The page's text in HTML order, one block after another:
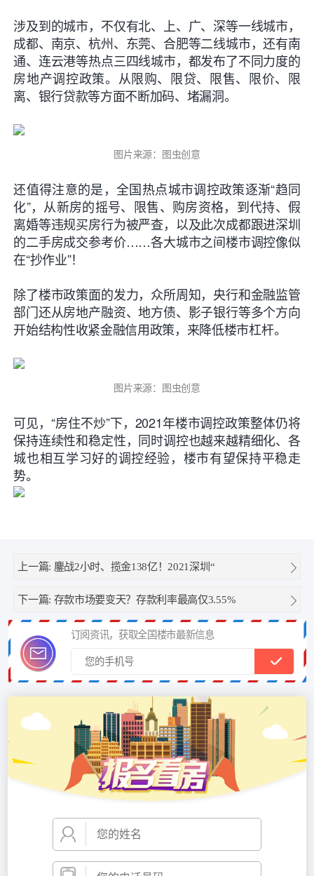
涉及到的城市，不仅有北、上、广、深等一线城市，
成都、南京、杭州、东莞、合肥等二线城市，还有南
通、连云港等热点三四线城市，都发布了不同力度的
房地产调控政策。从限购、限贷、限售、限价、限
离、银行贷款等方面不断加码、堵漏洞。
图片来源：图虫创意
还值得注意的是，全国热点城市调控政策逐渐“趋同
化”，从新房的摇号、限售、购房资格，到代持、假
离婚等违规买房行为被严查，以及此次成都跟进深圳
的二手房成交参考价……各大城市之间楼市调控像似
在“抄作业”！
除了楼市政策面的发力，众所周知，央行和金融监管
部门还从房地产融资、地方债、影子银行等多个方向
开始结构性收紧金融信用政策，来降低楼市杠杆。
图片来源：图虫创意
可见，“房住不炒”下，2021年楼市调控政策整体仍将
保持连续性和稳定性，同时调控也越来越精细化、各
城也相互学习好的调控经验，楼市有望保持平稳走
势。
上一篇: 鏖战2小时、揽金138亿！2021深圳“
下一篇: 存款市场要变天？存款利率最高仅3.55%
订阅资讯，获取全国楼市最新信息